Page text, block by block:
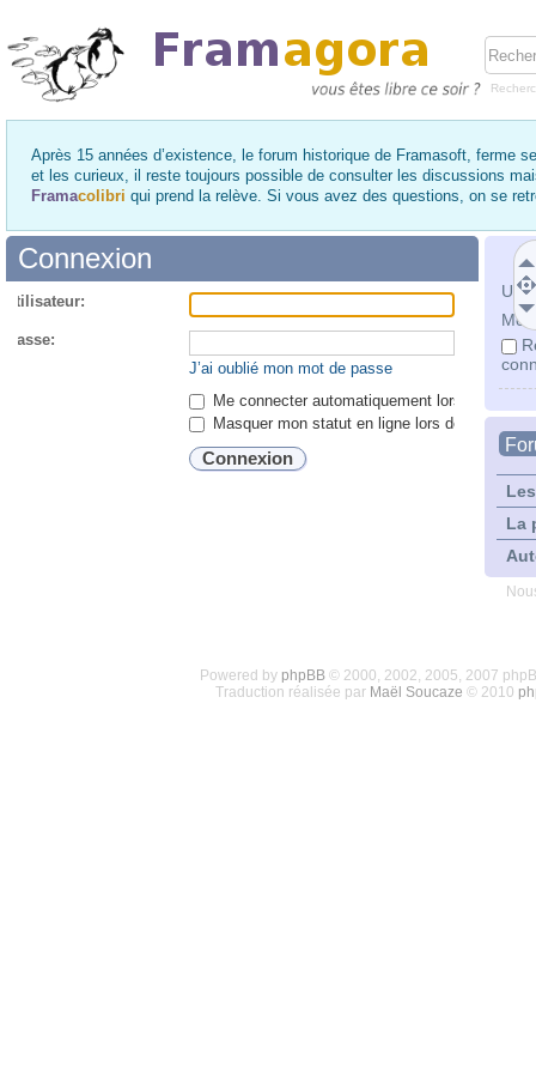
Après 15 années d’existence, le forum historique de Framasoft, ferme
et les curieux, il reste toujours possible de consulter les discussions
Framacolibri qui prend la relève. Si vous avez des questions, on se
Mot
La
Connexion
passe:
J’ai oublié mon mot de passe
Me connecter automatiquement lors de
Masquer mon statut en ligne lors de cette
Powered by phpBB© 2000, 2002, 2005, 2007
Traduction réalisée par Maël Soucaze © 2010